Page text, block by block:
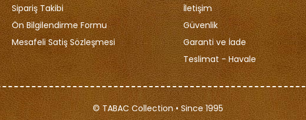
Sipariş Takibi
Ön Bilgilendirme Formu
Mesafeli Satiş Sözleşmesi
İletişim
Güvenlik
Garanti ve İade
Teslimat - Havale
© TABAC Collection • Since 1995